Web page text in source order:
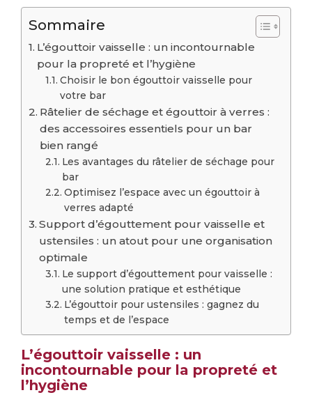
Sommaire
L’égouttoir vaisselle : un incontournable
pour la propreté et l’hygiène
Choisir le bon égouttoir vaisselle pour
votre bar
Râtelier de séchage et égouttoir à verres :
des accessoires essentiels pour un bar
bien rangé
Les avantages du râtelier de séchage pour
bar
Optimisez l’espace avec un égouttoir à
verres adapté
Support d’égouttement pour vaisselle et
ustensiles : un atout pour une organisation
optimale
Le support d’égouttement pour vaisselle :
une solution pratique et esthétique
L’égouttoir pour ustensiles : gagnez du
temps et de l’espace
L’égouttoir vaisselle : un
incontournable pour la propreté et
l’hygiène